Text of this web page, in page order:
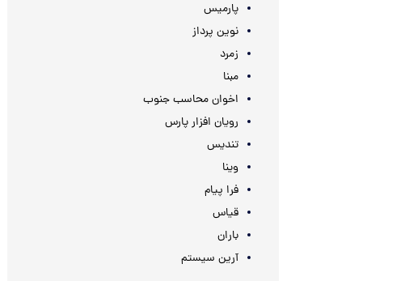
پارمیس
نوین پرداز
زمرد
مبنا
اخوان محاسب جنوب
رویان افزار پارس
تندیس
وینا
فرا پیام
قیاس
باران
آرین سیستم